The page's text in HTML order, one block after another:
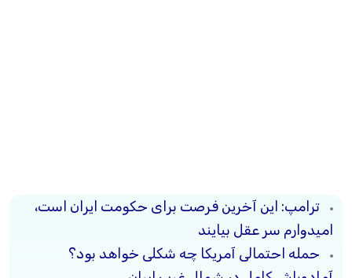
ترامپ: این آخرین فرصت برای حکومت ایران است،
امیدوارم سر عقل بیایند
حمله احتمالی آمریکا چه شکلی خواهد بود؟